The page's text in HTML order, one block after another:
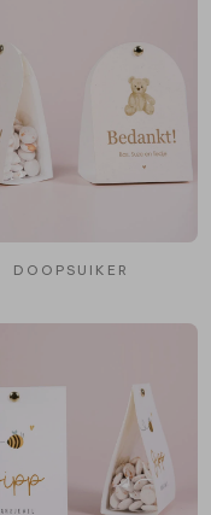
DOOPSUIKER